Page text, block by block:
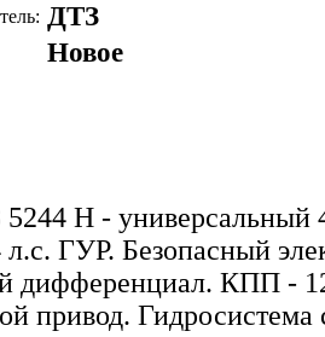
ДТЗ
Новое
Н - универсальный
ГУР. Безопасный
дифференциал. КПП -
привод. Гидросистема